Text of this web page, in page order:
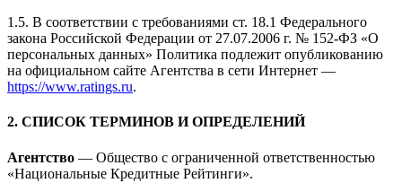
1.5. В соответствии с требованиями ст. 18.1 Федерального
закона Российской Федерации от 27.07.2006 г. № 152-ФЗ «О
персональных данных» Политика подлежит опубликованию
на официальном сайте Агентства в сети Интернет —
https://www.ratings.ru.
2. СПИСОК ТЕРМИНОВ И ОПРЕДЕЛЕНИЙ
Агентство — Общество с ограниченной ответственностью
«Национальные Кредитные Рейтинги».